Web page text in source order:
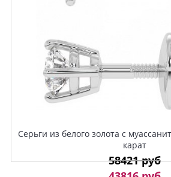
Серьги из белого золота с
карат
58421 руб